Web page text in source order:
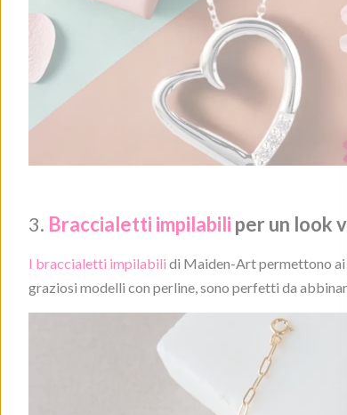
3. Braccialetti impilabili per un look
I braccialetti impilabili di Maiden-Artpermettono ai
graziosi modelli con perline, sono perfetti da